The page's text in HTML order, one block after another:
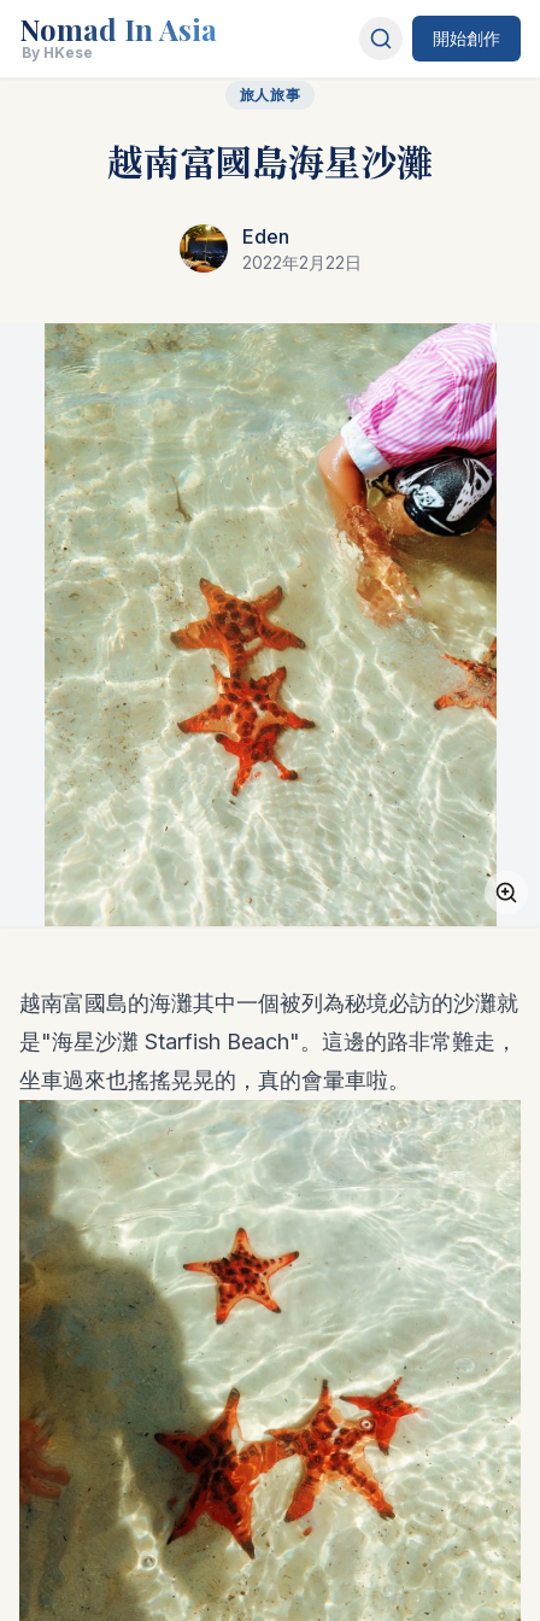
Nomad In Asia
By HKese
開始創作
旅人旅事
越南富國島海星沙灘
Eden
2022年2月22日
越南富國島的海灘其中一個被列為秘境必訪的沙灘就
是"海星沙灘 Starfish Beach"。這邊的路非常難走，
坐車過來也搖搖晃晃的，真的會暈車啦。